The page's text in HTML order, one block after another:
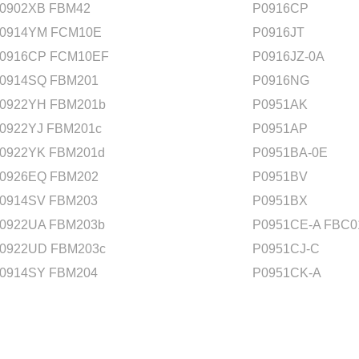
FBM42
P0916CP
FCM10E
P0916JT
FCM10EF
P0916JZ-0A
FBM201
P0916NG
FBM201b
P0951AK
FBM201c
P0951AP
FBM201d
P0951BA-0E
FBM202
P0951BV
FBM203
P0951BX
FBM203b
P0951CE-A
FBM203c
P0951CJ-C
FBM204
P0951CK-A